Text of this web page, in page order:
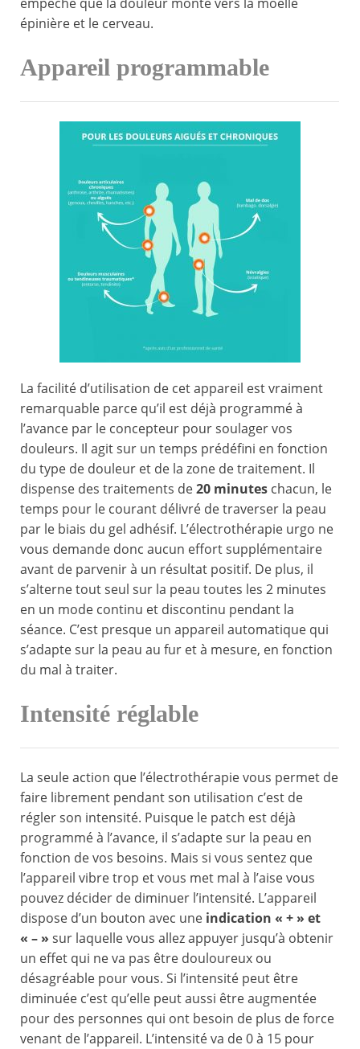
épinière et le cerveau.
Appareil programmable
La facilité d’utilisation de cet appareil est vraiment
remarquable parce qu’il est déjà programmé à
l’avance par le concepteur pour soulager vos
douleurs. Il agit sur un temps prédéfini en fonction
du type de douleur et de la zone de traitement. Il
dispense des traitements de20 minutes chacun, le
temps pour le courant délivré de traverser la peau
par le biais du gel adhésif. L’électrothérapie urgo ne
vous demande donc aucun effort supplémentaire
avant de parvenir à un résultat positif. De plus, il
s’alterne tout seul sur la peau toutes les 2 minutes
en un mode continu et discontinu pendant la
séance. C’est presque un appareil automatique qui
s’adapte sur la peau au fur et à mesure, en fonction
du mal à traiter.
Intensité réglable
La seule action que l’électrothérapie vous permet de
faire librement pendant son utilisation c’est de
régler son intensité. Puisque le patch est déjà
programmé à l’avance, il s’adapte sur la peau en
fonction de vos besoins. Mais si vous sentez que
l’appareil vibre trop et vous met mal à l’aise vous
pouvez décider de diminuer l’intensité. L’appareil
dispose d’un bouton avec une indication « + » et
« – » sur laquelle vous allez appuyer jusqu’à obtenir
un effet qui ne va pas être douloureux ou
désagréable pour vous. Si l’intensité peut être
diminuée c’est qu’elle peut aussi être augmentée
pour des personnes qui ont besoin de plus de force
venant de l’appareil. L’intensité va de 0 à 15 pour